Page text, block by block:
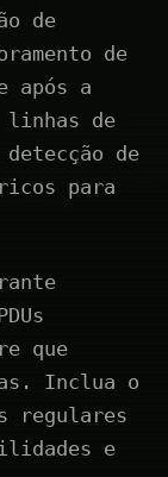
de
de
após a
linhas de
de
para
que
Inclua o
regulares
e